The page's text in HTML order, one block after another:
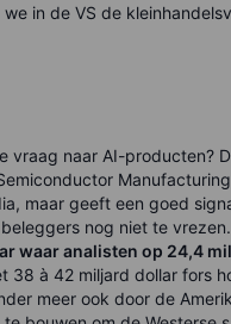
in de VS de
vraag naar AI-producten?
maar geeft een goed
nog niet te
waar analisten op 24,4
38 à 42 miljard dollar fors
meer ook door de